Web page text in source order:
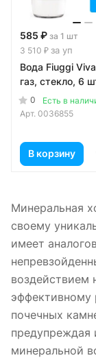
585 ₽ за 1 шт
3 510 ₽ за уп
Вода Fiuggi
газ, стекло, 6
0
Есть в
Арт. 0036855
В корзину
Минеральная
своему
имеет
воздействием
почечных
предупреждая
минеральной